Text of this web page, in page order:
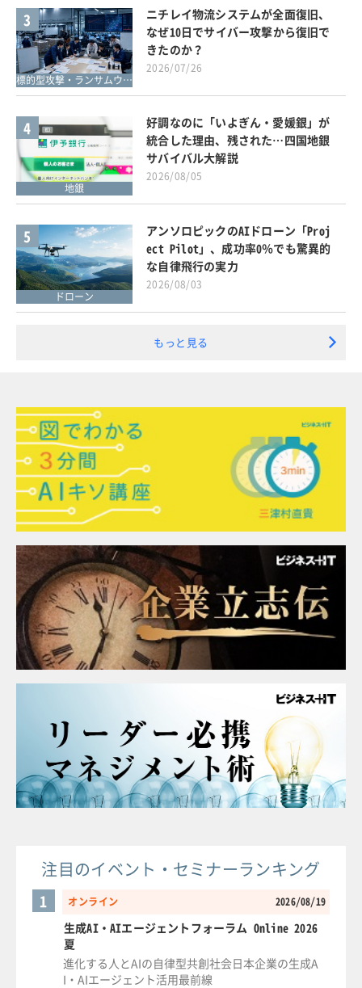
3
標的型攻撃・ランサムウェア対策
ニチレイ物流システムが全面復旧、
なぜ10日でサイバー攻撃から復旧で
きたのか？
2026/07/26
4
地銀
好調なのに「いよぎん・愛媛銀」が
統合した理由、残された…四国地銀
サバイバル大解説
2026/08/05
5
ドローン
アンソロピックのAIドローン「Proj
ect Pilot」、成功率0％でも驚異的
な自律飛行の実力
2026/08/03
もっと見る
注目のイベント・セミナーランキング
オンライン 2026/08/19
1
生成AI・AIエージェントフォーラム Online 2026
夏
進化する人とAIの自律型共創社会日本企業の生成A
I・AIエージェント活用最前線